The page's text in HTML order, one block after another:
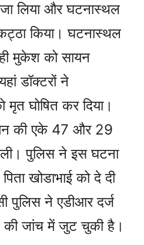
लिया और घटनास्थल
किया। घटनास्थल
मुकेश को सायन
डॉक्टरों ने
घोषित कर दिया।
की एके 47 और 29
पुलिस ने इस घटना
खोडाभाई को दे दी
पुलिस ने एडीआर दर्ज
की जांच में जुट चुकी है।